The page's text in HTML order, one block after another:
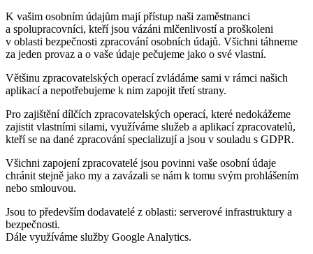
K vašim osobním údajům mají přístup naši zaměstnanci
a spolupracovníci, kteří jsou vázáni mlčenlivostí a proškoleni
v oblasti bezpečnosti zpracování osobních údajů. Všichni táhneme
za jeden provaz a o vaše údaje pečujeme jako o své vlastní.
Většinu zpracovatelských operací zvládáme sami v rámci našich
aplikací a nepotřebujeme k nim zapojit třetí strany.
Pro zajištění dílčích zpracovatelských operací, které nedokážeme
zajistit vlastními silami, využíváme služeb a aplikací zpracovatelů,
kteří se na dané zpracování specializují a jsou v souladu s GDPR.
Všichni zapojení zpracovatelé jsou povinni vaše osobní údaje
chránit stejně jako my a zavázali se nám k tomu svým prohlášením
nebo smlouvou.
Jsou to především dodavatelé z oblasti: serverové infrastruktury a
bezpečnosti.
Dále využíváme služby Google Analytics.